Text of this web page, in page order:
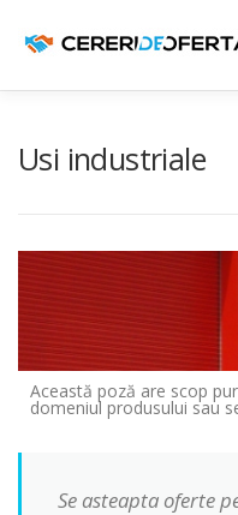
conținut
Usi industriale
Această poză are scop
domeniul produsului sau
Se asteapta oferte